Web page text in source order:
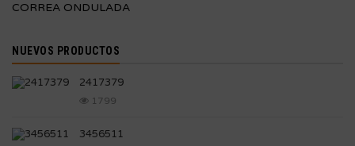
CORREA ONDULADA
NUEVOS PRODUCTOS
2417379
1799
3456511